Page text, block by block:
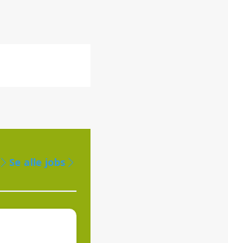
Se alle jobs